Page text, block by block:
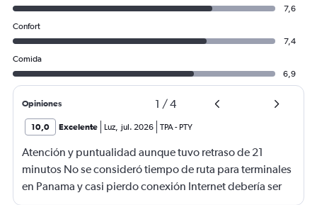
7,6
Confort
7,4
Comida
6,9
Opiniones 1 /4
10,0 Excelente Luz, jul. 2026 TPA- PTY
Atención y puntualidad aunque tuvo retraso de 21
minutos No se consideró tiempo de ruta para terminales
en Panama y casi pierdo conexión Internet debería ser